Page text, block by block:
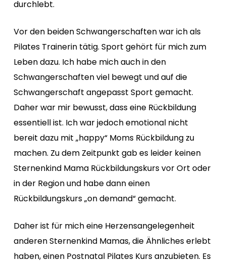
durchlebt.
Vor den beiden Schwangerschaften war ich als
Pilates Trainerin tätig. Sport gehört für mich zum
Leben dazu. Ich habe mich auch in den
Schwangerschaften viel bewegt und auf die
Schwangerschaft angepasst Sport gemacht.
Daher war mir bewusst, dass eine Rückbildung
essentiell ist. Ich war jedoch emotional nicht
bereit dazu mit „happy“ Moms Rückbildung zu
machen. Zu dem Zeitpunkt gab es leider keinen
Sternenkind Mama Rückbildungskurs vor Ort oder
in der Region und habe dann einen
Rückbildungskurs „on demand“ gemacht.
Daher ist für mich eine Herzensangelegenheit
anderen Sternenkind Mamas, die Ähnliches erlebt
haben, einen Postnatal Pilates Kurs anzubieten. Es